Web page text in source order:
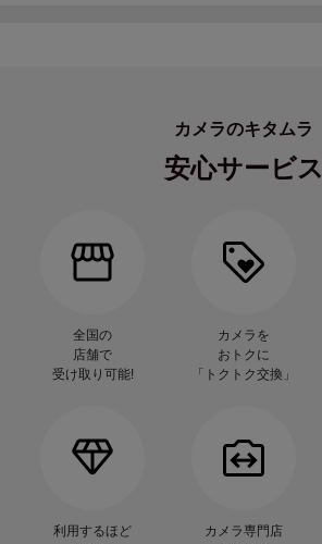
カメラのキタムラ
安心サービス
全国の
店舗で
受け取り可能!
カメラを
おトクに
「トクトク交換」
利用するほど
カメラ専門店